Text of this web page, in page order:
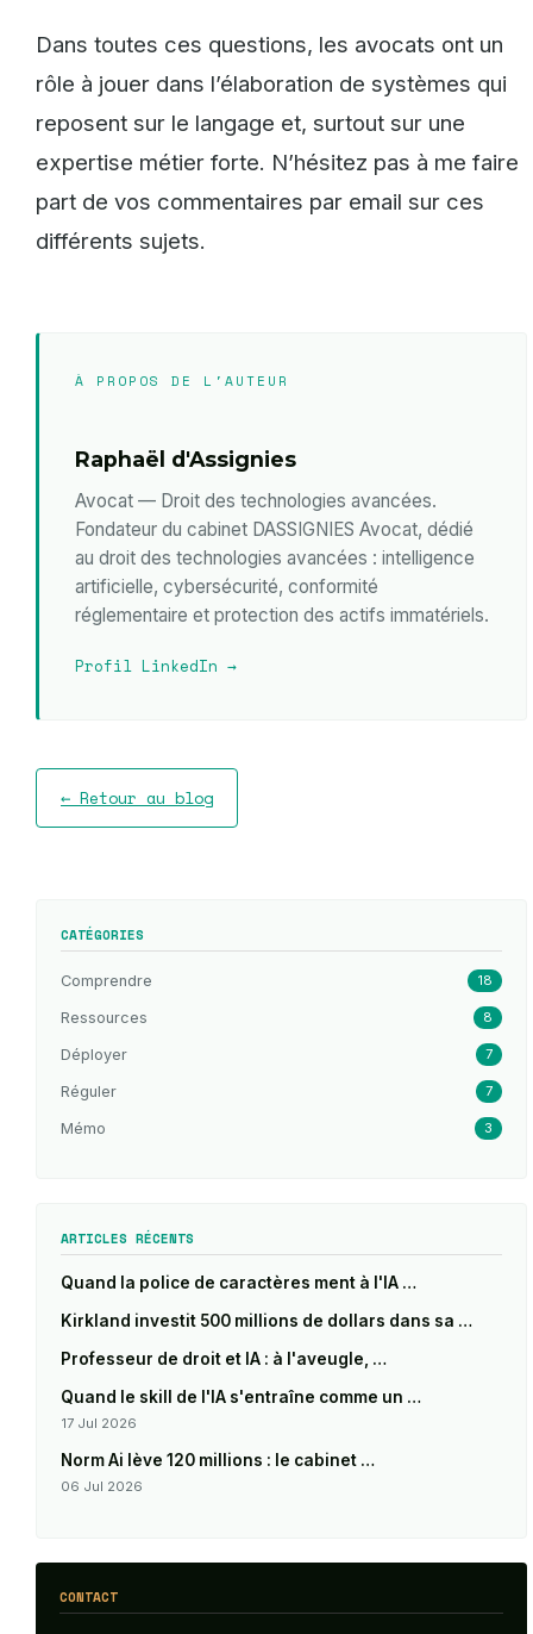
Dans toutes ces questions, les avocats ont un
rôle à jouer dans l’élaboration de systèmes qui
reposent sur le langage et, surtout sur une
expertise métier forte. N’hésitez pas à me faire
part de vos commentaires par email sur ces
différents sujets.
À PROPOS DE L'AUTEUR
Raphaël d'Assignies
Avocat — Droit des technologies avancées.
Fondateur du cabinet DASSIGNIES Avocat, dédié
au droit des technologies avancées : intelligence
artificielle, cybersécurité, conformité
réglementaire et protection des actifs immatériels.
Profil LinkedIn →
← Retour au blog
CATÉGORIES
Comprendre 18
Ressources 8
Déployer 7
Réguler 7
Mémo 3
ARTICLES RÉCENTS
Quand la police de caractères ment à l'IA …
Kirkland investit 500 millions de dollars dans sa …
Professeur de droit et IA : à l'aveugle, …
Quand le skill de l'IA s'entraîne comme un …
17 Jul 2026
Norm Ai lève 120 millions : le cabinet …
06 Jul 2026
CONTACT